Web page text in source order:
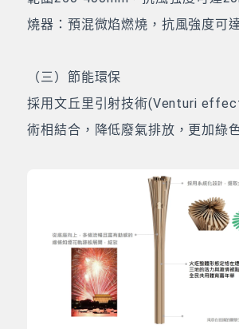
燒器：預混微焰燃燒，抗風強度可
（三）節能環保
採用文丘里引射技術(Venturi
術相結合，降低廢氣排放，更加綠